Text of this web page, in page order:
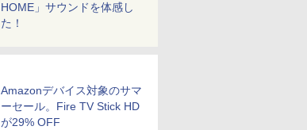
HOME」サウンドを体感し
た！
Amazonデバイス対象のサマ
ーセール。Fire TV Stick HD
が29% OFF